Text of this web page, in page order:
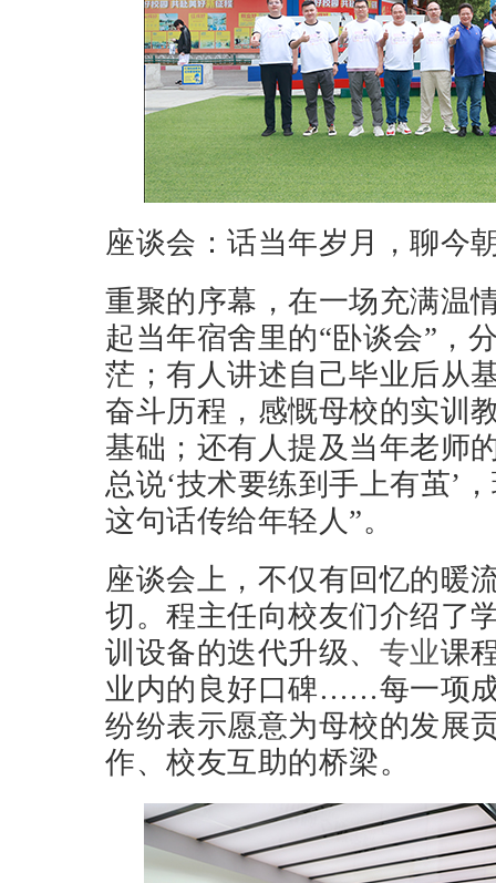
座谈会：话当年岁月，聊今
重聚的序幕，在一场充满温
起当年宿舍里的“卧谈会”，
茫；有人讲述自己毕业后从
奋斗历程，感慨母校的实训
基础；还有人提及当年老师
总说‘技术要练到手上有茧’
这句话传给年轻人”。
座谈会上，不仅有回忆的暖
切。程主任向校友们介绍了
训设备的迭代升级、 专业课
业内的良好口碑……每一项
纷纷表示愿意为母校的发展
作、校友互助的桥梁。